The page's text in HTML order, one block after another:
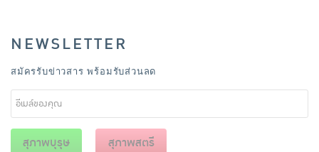
NEWSLETTER
สมัครรับข่าวสาร พร้อมรับส่วนลด
สุภาพบุรุษ สุภาพสตรี